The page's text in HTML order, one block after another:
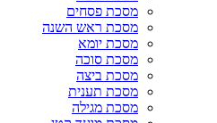
מסכת פסחים
מסכת ראש השנה
מסכת יומא
מסכת סוכה
מסכת ביצה
מסכת תענית
מסכת מגילה